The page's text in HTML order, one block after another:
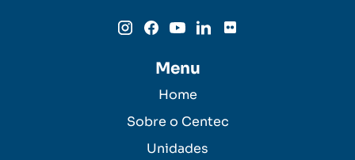
Menu
Home
Sobre o Centec
Unidades